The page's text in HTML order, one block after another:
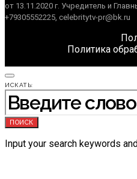
от 13.11.2020 г. Учредитель и
+79305552225, celebritytv-pr@bk.ru
Политика
ИСКАТЬ:
ПОИСК
Input your search keywords